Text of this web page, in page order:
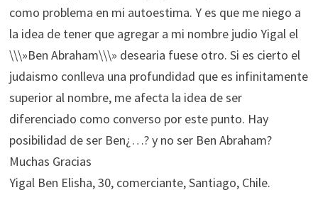
como problema en mi autoestima. Y es que me niego a
la idea de tener que agregar a mi nombre judio Yigal el
\\\»Ben Abraham\\\» desearia fuese otro. Si es cierto el
judaismo conlleva una profundidad que es infinitamente
superior al nombre, me afecta la idea de ser
diferenciado como converso por este punto. Hay
posibilidad de ser Ben¿…? y no ser Ben Abraham?
Muchas Gracias
Yigal Ben Elisha, 30, comerciante, Santiago, Chile.